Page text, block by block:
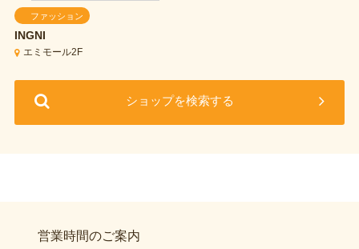
ファッション
INGNI
エミモール2F
ショップを検索する
営業時間のご案内